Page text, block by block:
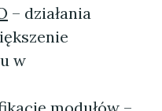
– działania
w